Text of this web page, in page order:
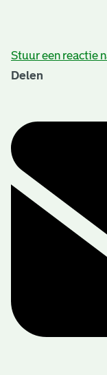
Stuur een reactie
Delen